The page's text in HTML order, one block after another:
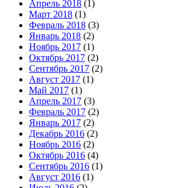
Апрель 2018 (1)
Март 2018 (1)
Февраль 2018 (3)
Январь 2018 (2)
Ноябрь 2017 (1)
Октябрь 2017 (2)
Сентябрь 2017 (2)
Август 2017 (1)
Май 2017 (1)
Апрель 2017 (3)
Февраль 2017 (2)
Январь 2017 (2)
Декабрь 2016 (2)
Ноябрь 2016 (2)
Октябрь 2016 (4)
Сентябрь 2016 (1)
Август 2016 (1)